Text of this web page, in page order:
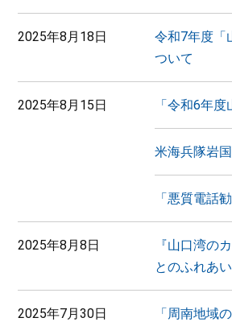
2025年8月18日
令和7年度「
ついて
2025年8月15日 「令和6年
米海兵隊岩
「悪質電話
2025年8月8日
『山口湾の
とのふれあ
2025年7月30日 「周南地域